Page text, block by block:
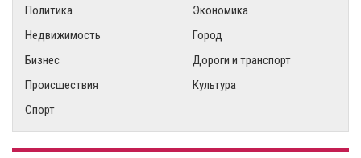
Политика
Экономика
Недвижимость
Город
Бизнес
Дороги и транспорт
Происшествия
Культура
Спорт